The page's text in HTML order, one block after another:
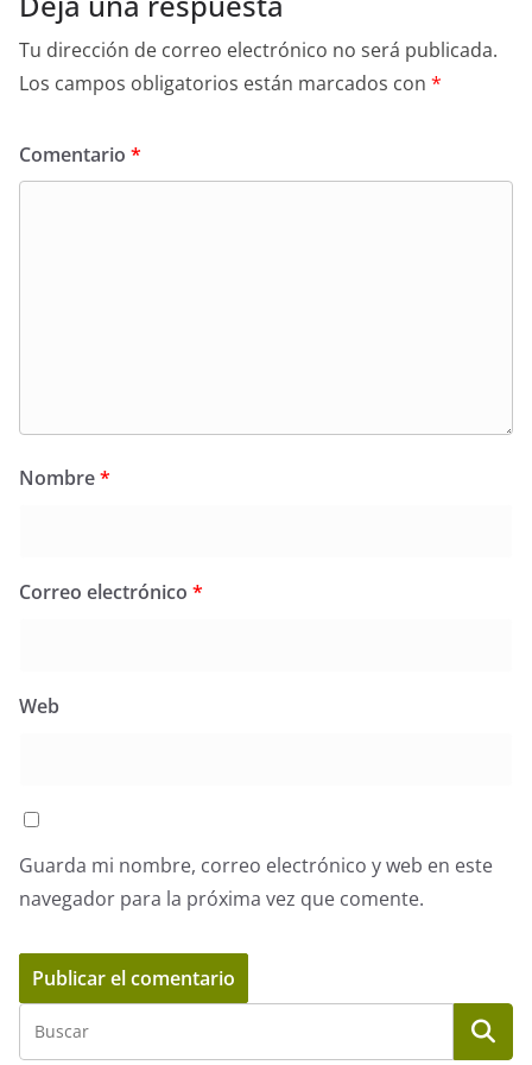
Tu dirección de correo electrónico no será publicada.
Los campos obligatorios están marcados con *
Comentario *
Nombre*
Correo electrónico *
Web
Guarda mi nombre, correo electrónico y web en este
navegador para la próxima vez que comente.